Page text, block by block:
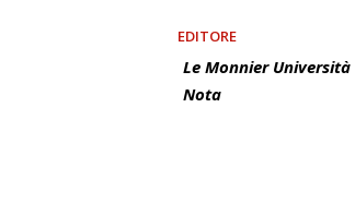
EDITORE
Le Monnier Università
Nota